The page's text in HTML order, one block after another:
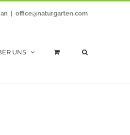
office@naturgarten.com
UNS